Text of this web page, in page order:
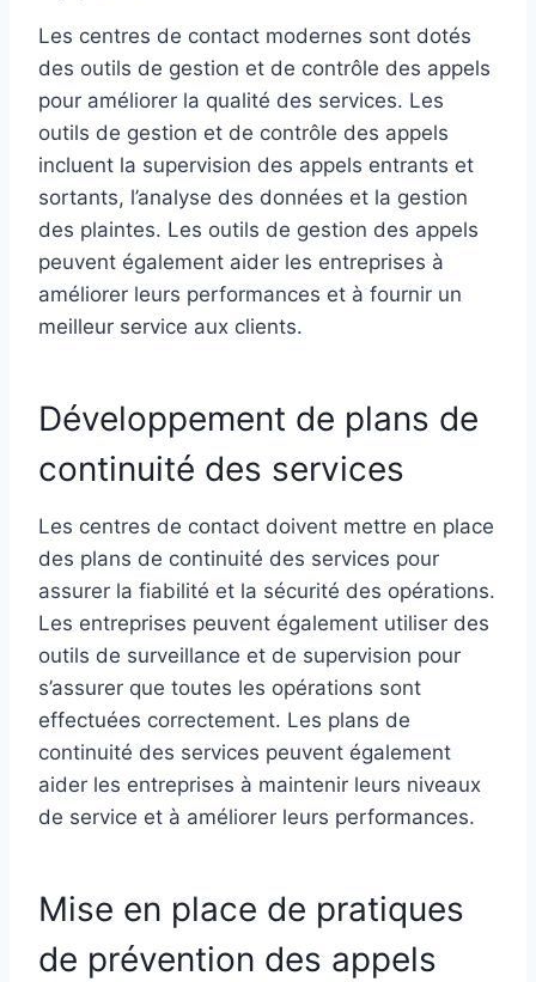
Les centres de contact modernes sont dotés
des outils de gestion et de contrôle des appels
pour améliorer la qualité des services. Les
outils de gestion et de contrôle des appels
incluent la supervision des appels entrants et
sortants, l’analyse des données et la gestion
des plaintes. Les outils de gestion des appels
peuvent également aider les entreprises à
améliorer leurs performances et à fournir un
meilleur service aux clients.
Développement de plans de
continuité des services
Les centres de contact doivent mettre en place
des plans de continuité des services pour
assurer la fiabilité et la sécurité des opérations.
Les entreprises peuvent également utiliser des
outils de surveillance et de supervision pour
s’assurer que toutes les opérations sont
effectuées correctement. Les plans de
continuité des services peuvent également
aider les entreprises à maintenir leurs niveaux
de service et à améliorer leurs performances.
Mise en place de pratiques
de prévention des appels